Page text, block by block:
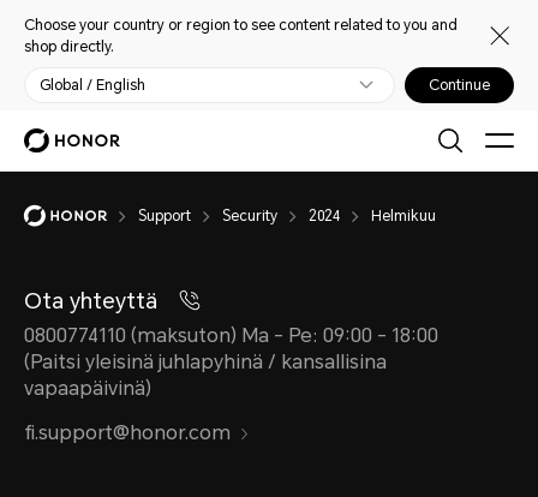
Choose your country or region to see content related to you and
shop directly.
Global / English Continue
Support Security 2024 Helmikuu
Ota yhteyttä
0800774110 (maksuton) Ma - Pe: 09:00 - 18:00
(Paitsi yleisinä juhlapyhinä / kansallisina
vapaapäivinä)
fi.support@honor.com